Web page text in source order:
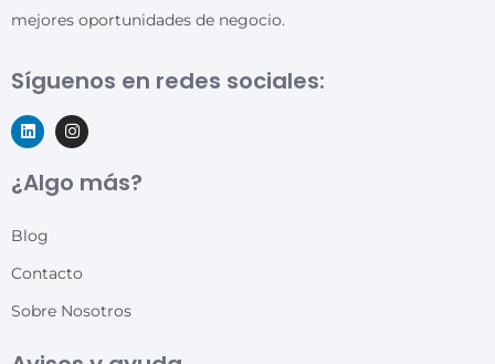
mejores oportunidades de negocio.
Síguenos en redes sociales:
¿Algo más?
Blog
Contacto
Sobre Nosotros